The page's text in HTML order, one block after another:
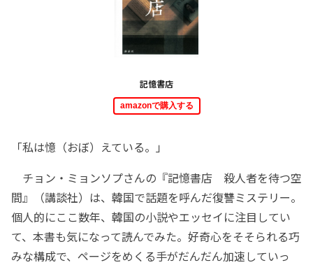
記憶書店
amazonで購入する
「私は憶（おぼ）えている。」
チョン・ミョンソプさんの『記憶書店 殺人者を待つ空
間』（講談社）は、韓国で話題を呼んだ復讐ミステリー。
個人的にここ数年、韓国の小説やエッセイに注目してい
て、本書も気になって読んでみた。好奇心をそそられる巧
みな構成で、ページをめくる手がだんだん加速していっ